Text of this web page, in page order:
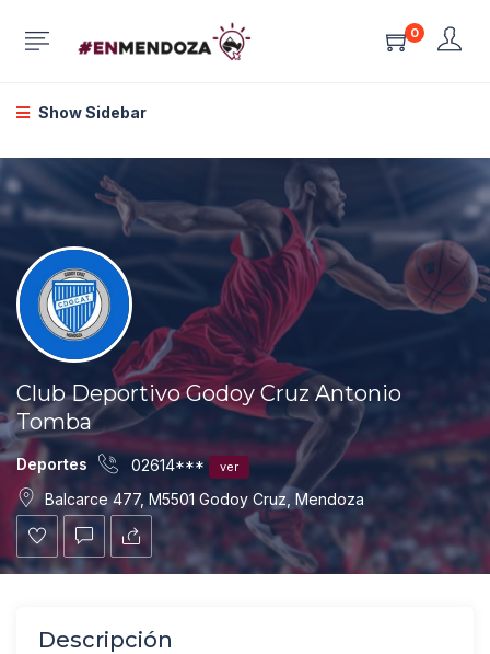
0
Show Sidebar
Club Deportivo Godoy Cruz Antonio
Tomba
Deportes 02614*** ver
Balcarce 477, M5501 Godoy Cruz, Mendoza
Descripción